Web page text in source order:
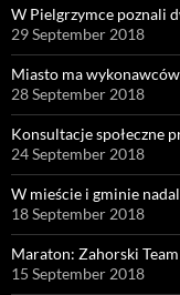
W Pielgrzymce poznali
29 September 2018
Miasto ma wykonawców
28 September 2018
Konsultacje społeczne
24 September 2018
W mieście i gminie
18 September 2018
Maraton: Zahorski
15 September 2018